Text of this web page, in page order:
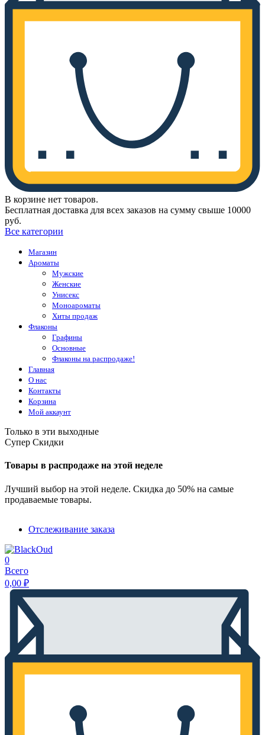
В корзине нет товаров.
Бесплатная доставка для всех заказов на сумму свыше 10000
руб.
Все категории
Магазин
Ароматы
Мужские
Женские
Унисекс
Моноароматы
Хиты продаж
Флаконы
Графины
Основные
Флаконы на распродаже!
Главная
О нас
Контакты
Корзина
Мой аккаунт
Только в эти выходные
Супер Скидки
Товары в распродаже на этой неделе
Лучший выбор на этой неделе. Скидка до 50% на самые
продаваемые товары.
Отслеживание заказа
0
Всего
0,00 ₽